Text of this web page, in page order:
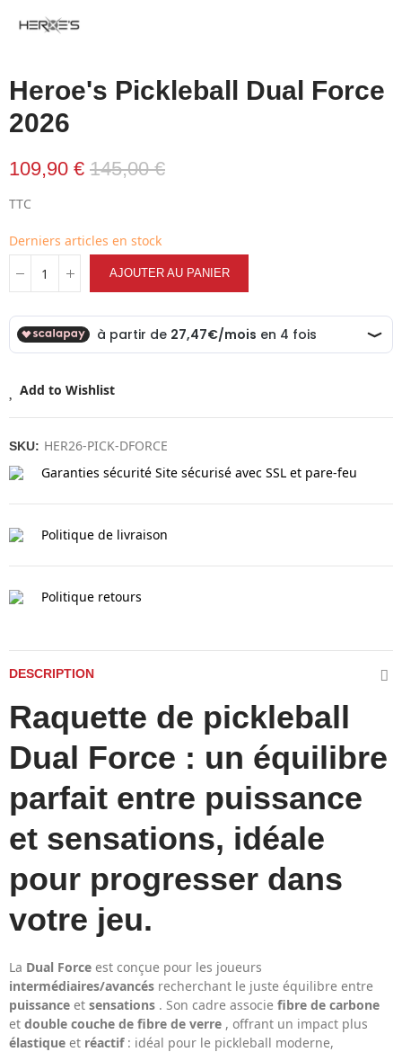
Heroe's Pickleball Dual Force
2026
109,90 € 145,00 €
TTC
Derniers articles en stock
AJOUTER AU PANIER
Add to Wishlist
SKU: HER26-PICK-DFORCE
Garanties sécurité Site sécurisé avec SSL et pare-feu
Politique de livraison
Politique retours
DESCRIPTION
Raquette de pickleball
Dual Force : un équilibre
parfait entre puissance
et sensations, idéale
pour progresser dans
votre jeu.
La Dual Force est conçue pour les joueurs
intermédiaires/avancés recherchant le juste équilibre entre
puissance et sensations . Son cadre associe fibre de carbone
et double couche de fibre de verre , offrant un impact plus
élastique et réactif: idéal pour le pickleball moderne,